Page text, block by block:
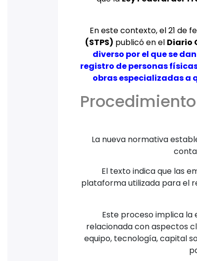
En este contexto, el 21 de
(STPS) publicó en el Diario
diverso por el que se
registro de personas
obras especializadas a
La nueva normativa
El texto indica que las
plataforma utilizada para el
Este proceso implica
relacionada con aspectos
equipo, tecnología, capital